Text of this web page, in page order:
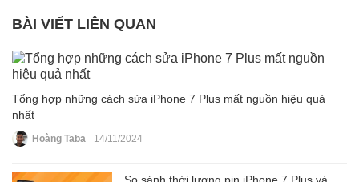
BÀI VIẾT LIÊN QUAN
Tổng hợp những cách sửa iPhone 7 Plus mất nguồn hiệu quả
nhất
Hoàng Taba 14/11/2024